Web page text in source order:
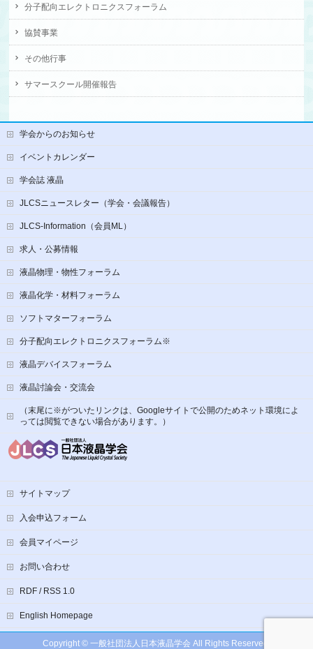
分子配向エレクトロニクスフォーラム
協賛事業
その他行事
サマースクール開催報告
学会からのお知らせ
イベントカレンダー
学会誌 液晶
JLCSニュースレター（学会・会議報告）
JLCS-Information（会員ML）
求人・公募情報
液晶物理・物性フォーラム
液晶化学・材料フォーラム
ソフトマターフォーラム
分子配向エレクトロニクスフォーラム※
液晶デバイスフォーラム
液晶討論会・交流会
（末尾に※がついたリンクは、Googleサイトで公開のためネット環境によ
っては閲覧できない場合があります。）
サイトマップ
入会申込フォーム
会員マイページ
お問い合わせ
RDF / RSS 1.0
English Homepage
Copyright © 一般社団法人日本液晶学会 All Rights Reserved.